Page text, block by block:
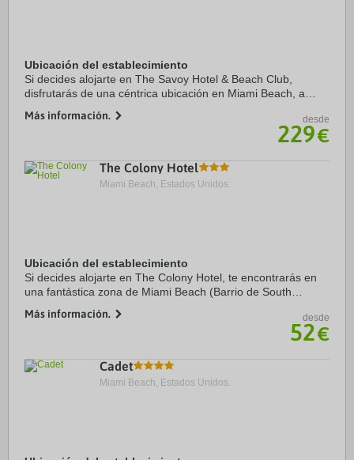
Ubicación del establecimiento
Si decides alojarte en The Savoy Hotel & Beach Club,
disfrutarás de una céntrica ubicación en Miami Beach, a
pie de Centro de bienvenida Art Decó. ...
Más información. desde
229€
The Colony Hotel
Miami Beach, Estados Unidos.
Ubicación del establecimiento
Si decides alojarte en The Colony Hotel, te encontrarás en
una fantástica zona de Miami Beach (Barrio de South
de Collins Avenue. Además, este ...
Más información. desde
52€
Cadet
Miami Beach, Estados Unidos.